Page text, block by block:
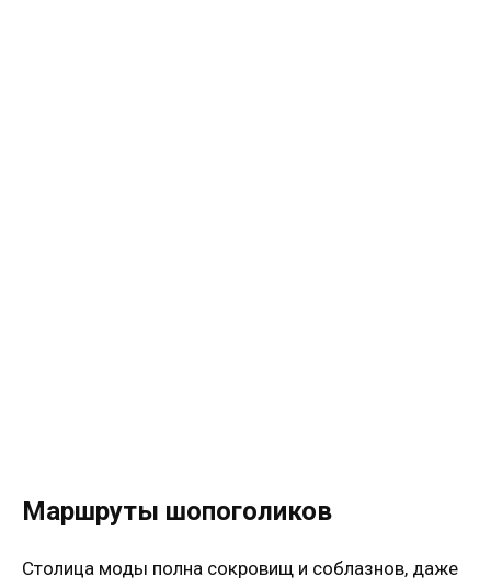
Маршруты шопоголиков
Столица моды полна сокровищ и соблазнов, даже